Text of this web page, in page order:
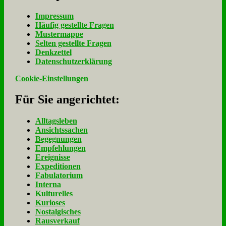
Im­pres­sum
Häu­fig ge­stell­te Fra­gen
Mu­ster­map­pe
Sel­ten ge­stell­te Fra­gen
Denk­zet­tel
Da­ten­schutz­er­klä­rung
Cookie-Einstellungen
Für Sie an­ge­rich­tet:
Alltagsleben
Ansichtssachen
Begegnungen
Empfehlungen
Ereignisse
Expeditionen
Fabulatorium
Interna
Kulturelles
Kurioses
Nostalgisches
Rausverkauf